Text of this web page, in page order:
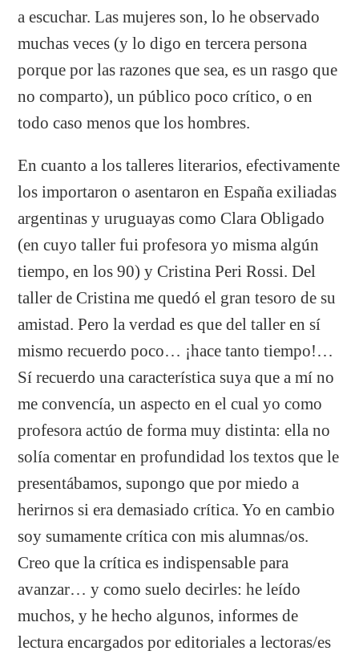
a escuchar. Las mujeres son, lo he observado
muchas veces (y lo digo en tercera persona
porque por las razones que sea, es un rasgo que
no comparto), un público poco crítico, o en
todo caso menos que los hombres.
En cuanto a los talleres literarios, efectivamente
los importaron o asentaron en España exiliadas
argentinas y uruguayas como Clara Obligado
(en cuyo taller fui profesora yo misma algún
tiempo, en los 90) y Cristina Peri Rossi. Del
taller de Cristina me quedó el gran tesoro de su
amistad. Pero la verdad es que del taller en sí
mismo recuerdo poco… ¡hace tanto tiempo!…
Sí recuerdo una característica suya que a mí no
me convencía, un aspecto en el cual yo como
profesora actúo de forma muy distinta: ella no
solía comentar en profundidad los textos que le
presentábamos, supongo que por miedo a
herirnos si era demasiado crítica. Yo en cambio
soy sumamente crítica con mis alumnas/os.
Creo que la crítica es indispensable para
avanzar… y como suelo decirles: he leído
muchos, y he hecho algunos, informes de
lectura encargados por editoriales a lectoras/es